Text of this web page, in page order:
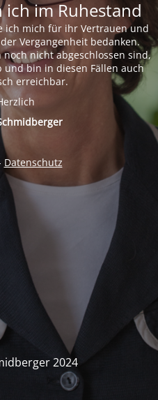
im Ruhestand
ich mich für ihr Vertrauen und
Vergangenheit bedanken.
nicht abgeschlossen sind,
bin in diesen Fällen auch
erreichbar.
Datenschutz
2024